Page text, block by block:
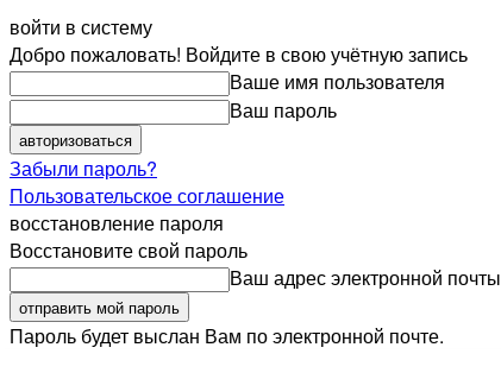
войти в систему
Добро пожаловать! Войдите в свою учётную запись
Ваше имя пользователя
Ваш пароль
Забыли пароль?
Пользовательское соглашение
восстановление пароля
Восстановите свой пароль
Ваш адрес электронной почты
Пароль будет выслан Вам по электронной почте.